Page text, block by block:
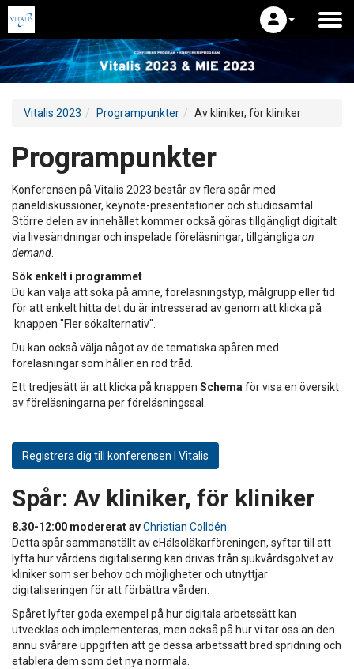
Vitalis 2023 Programpunkter Av kliniker, för kliniker
Programpunkter
Konferensen på Vitalis 2023 består av flera spår med
paneldiskussioner, keynote-presentationer och studiosamtal.
Större delen av innehållet kommer också göras tillgängligt digitalt
via livesändningar och inspelade föreläsningar, tillgängliga on
demand
Sök enkelt i programmet
Du kan välja att söka på ämne, föreläsningstyp, målgrupp eller tid
för att enkelt hitta det du är intresserad av genom att klicka på
knappen "Fler sökalternativ".
Du kan också välja något av de tematiska spåren med
föreläsningar som håller en röd tråd.
Ett tredjesätt är att klicka på knappen Schema för visa en översikt
av föreläsningarna per föreläsningssal.
Registrera dig till konferensen | Vitalis
Spår: Av kliniker, för kliniker
8.30-12:00 modererat avChristian Colldén
Detta spår sammanställt av eHälsoläkarföreningen, syftar till att
lyfta hur vårdens digitalisering kan drivas från sjukvårdsgolvet av
kliniker som ser behov och möjligheter och utnyttjar
digitaliseringen för att förbättra vården.
Spåret lyfter goda exempel på hur digitala arbetssätt kan
utvecklas och implementeras, men också på hur vi tar oss an den
ännu svårare uppgiften att ge dessa arbetssätt bred spridning och
etablera dem som det nya normala.